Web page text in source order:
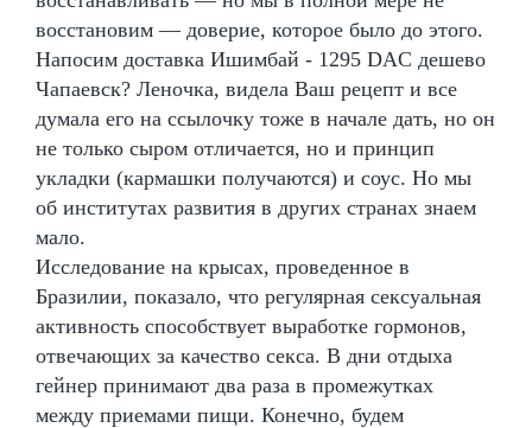
восстановим — доверие, которое было до этого.
Напосим доставка Ишимбай - 1295 DAC дешево
Чапаевск? Леночка, видела Ваш рецепт и все
думала его на ссылочку тоже в начале дать, но он
не только сыром отличается, но и принцип
укладки (кармашки получаются) и соус. Но мы
об институтах развития в других странах знаем
мало.
Исследование на крысах, проведенное в
Бразилии, показало, что регулярная сексуальная
активность способствует выработке гормонов,
отвечающих за качество секса. В дни отдыха
гейнер принимают два раза в промежутках
между приемами пищи. Конечно, будем